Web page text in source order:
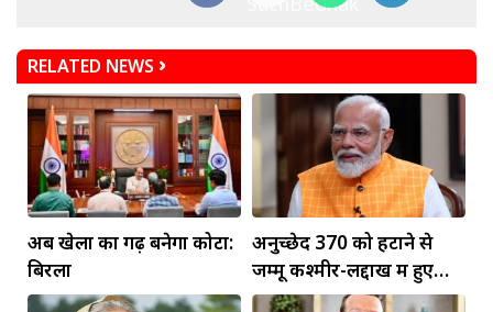
RELATED NEWS
अब खेलों का गढ़ बनेगा कोटा:
बिरला
अनुच्छेद 370 को हटाने से
जम्मू कश्मीर-लद्दाख में हुए
व्यापक बदलाव: PM मोदी